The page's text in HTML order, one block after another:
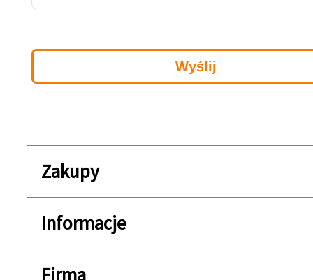
Zakupy
Informacje
Firma